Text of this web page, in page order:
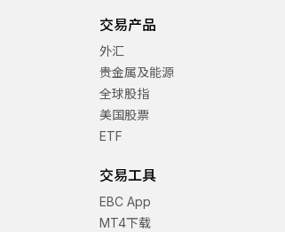
交易产品
外汇
贵金属及能源
全球股指
美国股票
ETF
交易工具
EBC App
MT4下载